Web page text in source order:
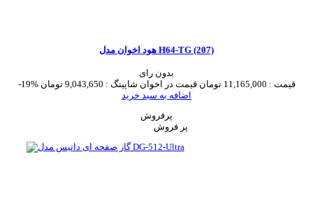
هود اخوان مدل H64-TG (207)
بدون رای
-19%
قیمت : 11,165,000 تومان قیمت در اخوان شاپینگ : 9,043,650 تومان
اضافه به سبد خرید
پرفروش